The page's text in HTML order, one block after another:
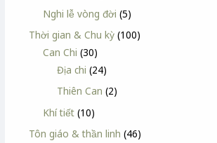
Nghi lễ vòng đời (5)
Thời gian & Chu kỳ (100)
Can Chi (30)
Địa chi (24)
Thiên Can (2)
Khí tiết (10)
Tôn giáo & thần linh (46)